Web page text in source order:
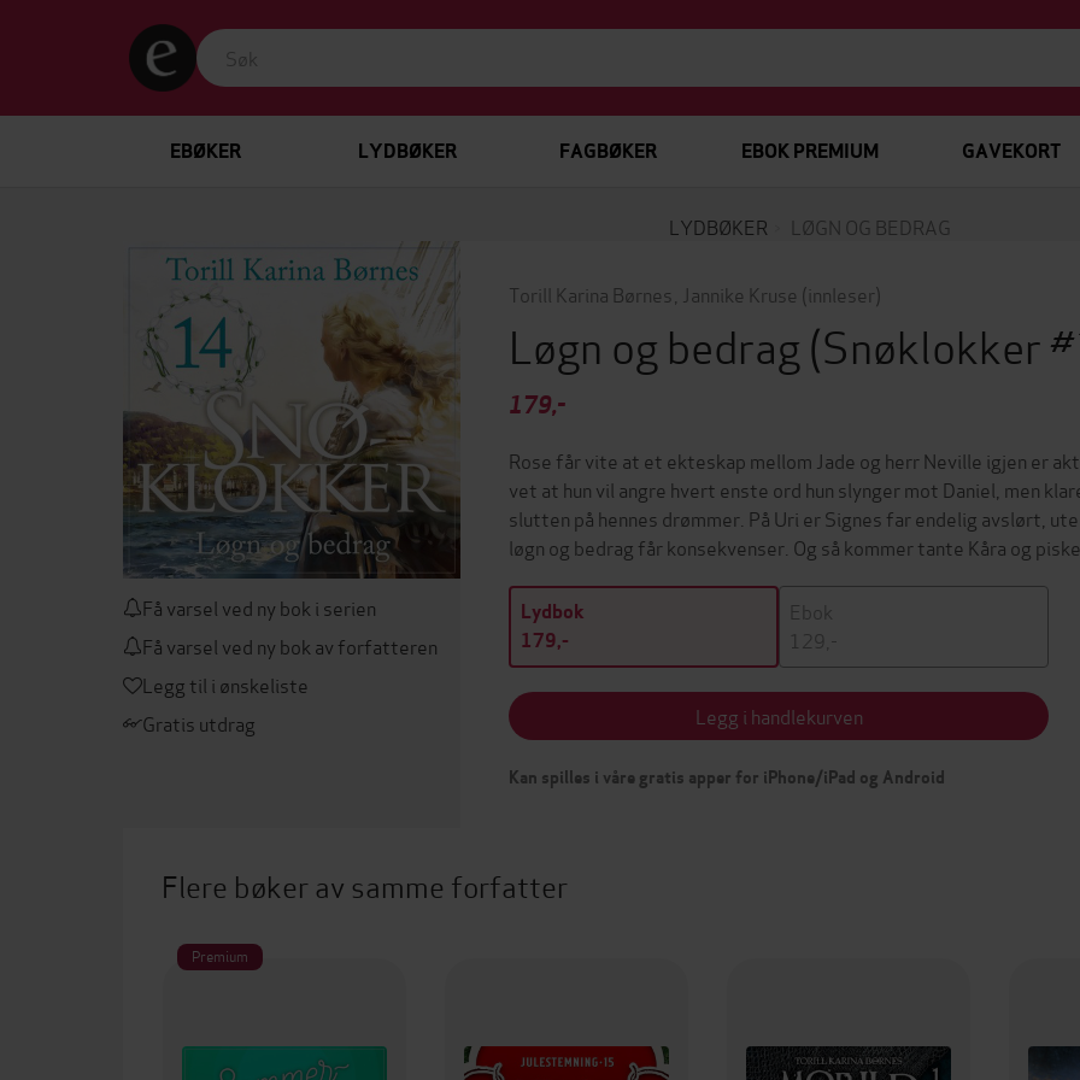
EBØKER LYDBØKER FAGBØKER EBOK PREMIUM GAVEKORT
LYDBØKER LØGN OG BEDRAG
Få varsel ved ny bok i serien
Få varsel ved ny bok av forfatteren
Legg til i ønskeliste
Gratis utdrag
Torill Karina Børnes Jannike Kruse (innleser)
Løgn og bedrag(Snøklokker
179,-
Rose får vite at et ekteskap mellom Jade og herr Neville igjen er
vet at hun vil angre hvert enste ord hun slynger mot Daniel, men
slutten på hennes drømmer. På Uri er Signes far endelig avslørt,
løgn og bedrag får konsekvenser. Og så kommer tante Kåra og
Lydbok
179,-
Ebok
129,-
Legg i handlekurven
Kan spilles i våre gratis apper for iPhone/iPad og Android
Flere bøker av samme forfatter
Premium